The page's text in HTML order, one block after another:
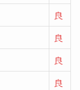
良
良
良
良